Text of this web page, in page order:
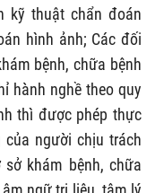
kỹ thuật chẩn đoán
hình ảnh; Các đối
bệnh, chữa bệnh
hành nghề theo quy
thì được phép thực
của người chịu trách
khám bệnh, chữa